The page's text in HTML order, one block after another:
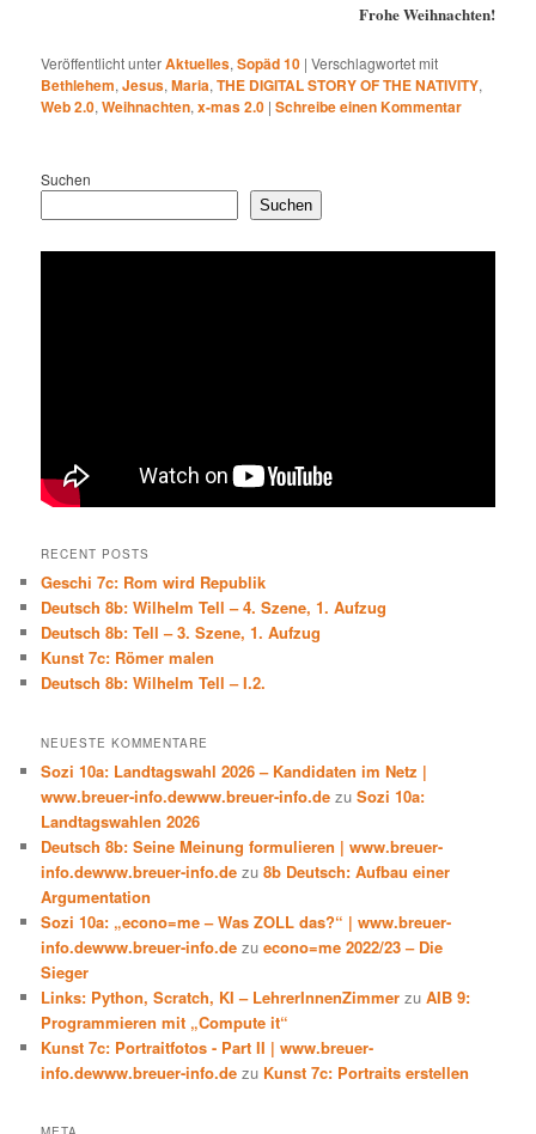
Frohe Weihnachten!
Veröffentlicht unterAktuelles,Sopäd 10 |Verschlagwortet mit
Bethlehem,Jesus,Maria,THE DIGITAL STORY OF THE NATIVITY,
Web 2.0,Weihnachten,x-mas 2.0 |Schreibe einen Kommentar
Suchen
Suchen
RECENT POSTS
Geschi 7c: Rom wird Republik
Deutsch 8b: Wilhelm Tell – 4. Szene, 1. Aufzug
Deutsch 8b: Tell – 3. Szene, 1. Aufzug
Kunst 7c: Römer malen
Deutsch 8b: Wilhelm Tell – I.2.
NEUESTE KOMMENTARE
Sozi 10a: Landtagswahl 2026 – Kandidaten im Netz |
www.breuer-info.dewww.breuer-info.de zuSozi 10a:
Landtagswahlen 2026
Deutsch 8b: Seine Meinung formulieren | www.breuer-
info.dewww.breuer-info.de zu8b Deutsch: Aufbau einer
Argumentation
Sozi 10a: „econo=me – Was ZOLL das?“ | www.breuer-
info.dewww.breuer-info.de zuecono=me 2022/23 – Die
Sieger
Links: Python, Scratch, KI – LehrerInnenZimmer zuAIB 9:
Programmieren mit „Compute it“
Kunst 7c: Portraitfotos - Part II | www.breuer-
info.dewww.breuer-info.de zu Kunst 7c: Portraits erstellen